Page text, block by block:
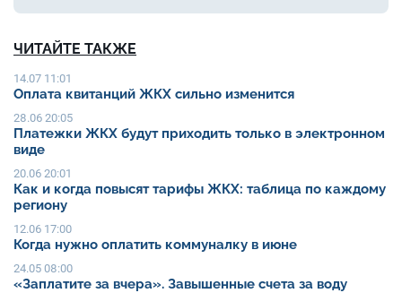
ЧИТАЙТЕ ТАКЖЕ
14.07 11:01
Оплата квитанций ЖКХ сильно изменится
28.06 20:05
Платежки ЖКХ будут приходить только в электронном
виде
20.06 20:01
Как и когда повысят тарифы ЖКХ: таблица по каждому
региону
12.06 17:00
Когда нужно оплатить коммуналку в июне
24.05 08:00
«Заплатите за вчера». Завышенные счета за воду